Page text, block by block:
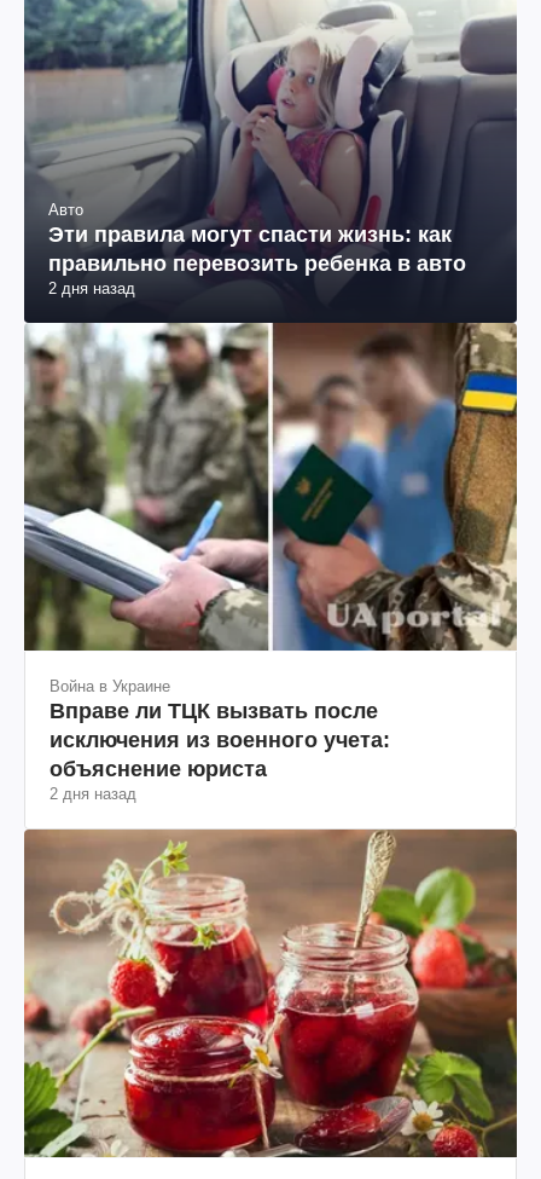
Авто
Эти правила могут спасти жизнь: как
правильно перевозить ребенка в авто
2 дня назад
Война в Украине
Вправе ли ТЦК вызвать после
исключения из военного учета:
объяснение юриста
2 дня назад